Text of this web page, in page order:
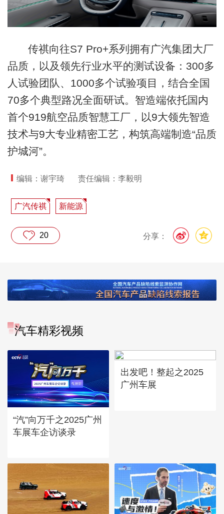
传祺向往S7 Pro+系列拥有广汽集团大厂
品质，以及领先行业水平的测试设备：300多
人试验团队、1000多个试验项目，结合全国
70多个典型路况全面研试。智造端依托国内
首个919航空品质智慧工厂，以9大领先智造
技术与9大专业精密工艺，构筑高端制造“品质
护城河”。
编辑：谢宇琦 责任编辑：李毅明
广汽传祺 新能源
分享：
20
汽车精彩视频
“汽”向万千之2025广州
车展车企访谈录
出发吧！整起之2025
广州车展